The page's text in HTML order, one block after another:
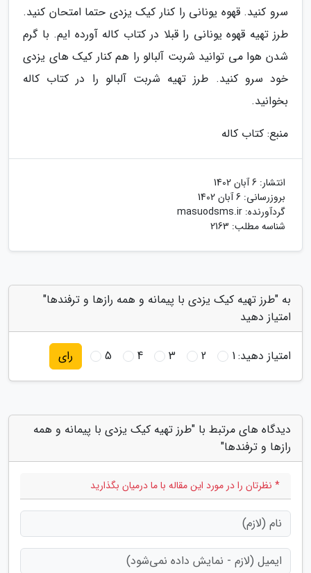
سرو کنید. قهوه یونانی را کنار کیک یزدی حتما امتحان کنید.
طرز تهیه قهوه یونانی را قبلا در کتاب کاله آورده ایم. با گرم
شدن هوا می توانید شربت آلبالو را هم کنار کیک های یزدی
خود سرو کنید. طرز تهیه شربت آلبالو را در کتاب کاله
بخوانید.
منبع: کتاب کاله
انتشار: 6 آبان 1402
بروزرسانی: 6 آبان 1402
گردآورنده: masuodsms.ir
شناسه مطلب: 2163
به "طرز تهیه کیک یزدی با پیمانه و همه رازها و ترفندها"
امتیاز دهید
امتیاز دهید:1
2
3
4
5 رای
دیدگاه های مرتبط با "طرز تهیه کیک یزدی با پیمانه و همه
رازها و ترفندها"
* نظرتان را در مورد این مقاله با ما درمیان بگذارید